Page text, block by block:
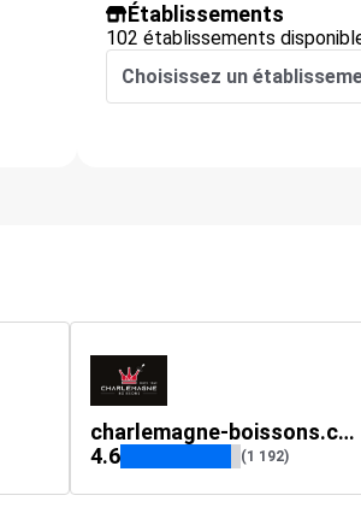
Établissements
102 établissements
Choisissez un
charlemagne-boissons.com
4.6
(1 192)